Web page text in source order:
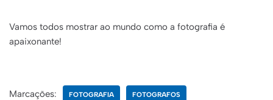
Vamos todos mostrar ao mundo como a fotografia é
apaixonante!
Marcações: FOTOGRAFIA FOTOGRAFOS